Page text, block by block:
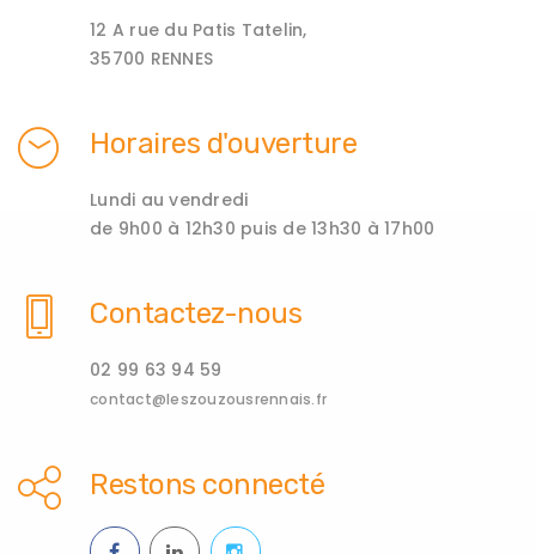
12 A rue du Patis Tatelin,
35700 RENNES
Horaires d'ouverture
Lundi au vendredi
de 9h00 à 12h30 puis de 13h30 à 17h00
Contactez-nous
02 99 63 94 59
contact@leszouzousrennais.fr
Restons connecté